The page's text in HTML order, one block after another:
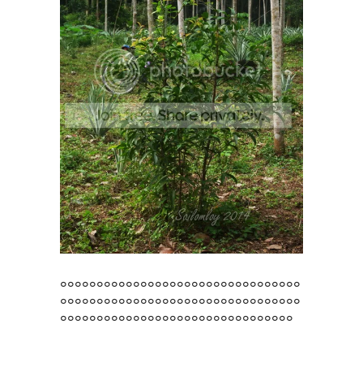
๐๐๐๐๐๐๐๐๐๐๐๐๐๐๐๐๐๐๐๐๐๐๐๐๐๐๐๐๐๐๐๐๐
๐๐๐๐๐๐๐๐๐๐๐๐๐๐๐๐๐๐๐๐๐๐๐๐๐๐๐๐๐๐๐๐๐
๐๐๐๐๐๐๐๐๐๐๐๐๐๐๐๐๐๐๐๐๐๐๐๐๐๐๐๐๐๐๐๐